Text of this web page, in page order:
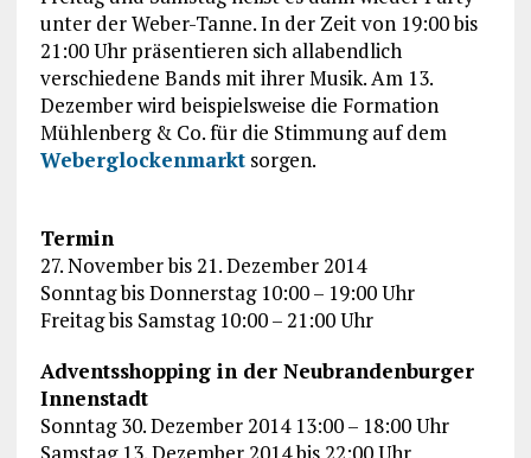
unter der Weber-Tanne. In der Zeit von 19:00 bis
21:00 Uhr präsentieren sich allabendlich
verschiedene Bands mit ihrer Musik. Am 13.
Dezember wird beispielsweise die Formation
Mühlenberg & Co. für die Stimmung auf dem
Weberglockenmarktsorgen.
Termin
27. November bis 21. Dezember 2014
Sonntag bis Donnerstag 10:00 – 19:00 Uhr
Freitag bis Samstag 10:00 – 21:00 Uhr
Adventsshopping in der Neubrandenburger
Innenstadt
Sonntag 30. Dezember 2014 13:00 – 18:00 Uhr
Samstag 13. Dezember 2014 bis 22:00 Uhr